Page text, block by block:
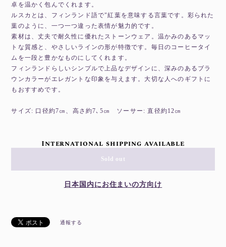
卓を温かく包んでくれます。
ルスカとは、フィンランド語で"紅葉を意味する言葉です。彩られた
葉のように、一つ一つ違った表情が魅力的です。
素材は、丈夫で耐久性に優れたストーンウェア。温かみのあるマッ
トな質感と、やさしいラインの形が特徴です。毎日のコーヒータイ
ムを一段と豊かなものにしてくれます。
フィンランドらしいシンプルで上品なデザインに、深みのあるブラ
ウンカラーがエレガントな印象を与えます。大切な人へのギフトに
もおすすめです。
サイズ: 口径約7㎝、高さ約7､5㎝ ソーサー: 直径約12㎝
International shipping available
Sold out
日本国内にお住まいの方向け
通報する